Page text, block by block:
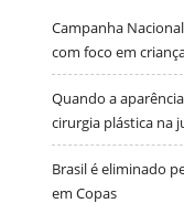
Campanha
com foco em
Quando a
cirurgia plástica na
Brasil é eliminado
em Copas